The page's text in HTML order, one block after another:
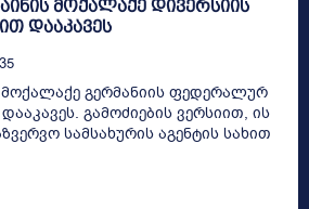
მოქალაქე დივერსიის
დააკავეს
გერმანიის ფედერალურ
გამოძიების ვერსიით, ის
სამსახურის აგენტის სახით